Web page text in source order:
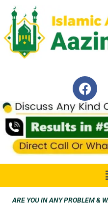
ARE YOU IN ANY PROBLEM &